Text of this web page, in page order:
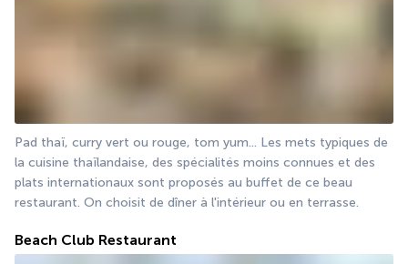
Pad thaï, curry vert ou rouge, tom yum... Les mets typiques de
la cuisine thaïlandaise, des spécialités moins connues et des
plats internationaux sont proposés au buffet de ce beau
restaurant. On choisit de dîner à l'intérieur ou en terrasse.
Beach Club Restaurant